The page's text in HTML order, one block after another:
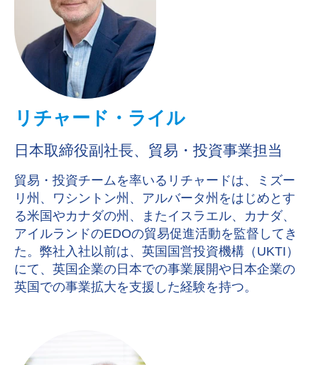
リチャード・ライル
日本取締役副社長、貿易・投資事業担当
貿易・投資チームを率いるリチャードは、ミズー
リ州、ワシントン州、アルバータ州をはじめとす
る米国やカナダの州、またイスラエル、カナダ、
アイルランドのEDOの貿易促進活動を監督してき
た。弊社入社以前は、英国国営投資機構（UKTI）
にて、英国企業の日本での事業展開や日本企業の
英国での事業拡大を支援した経験を持つ。